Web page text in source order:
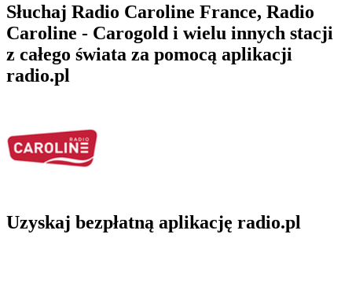
Słuchaj Radio Caroline France, Radio
Caroline - Carogold i wielu innych stacji
z całego świata za pomocą aplikacji
radio.pl
Uzyskaj bezpłatną aplikację radio.pl